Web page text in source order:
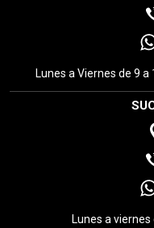
Lunes a Viernes de 9
Lunes a viernes